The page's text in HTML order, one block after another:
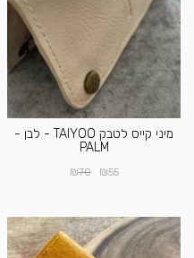
מיני קייס לטבק TAIYOO - לבן -
PALM
₪55
₪70